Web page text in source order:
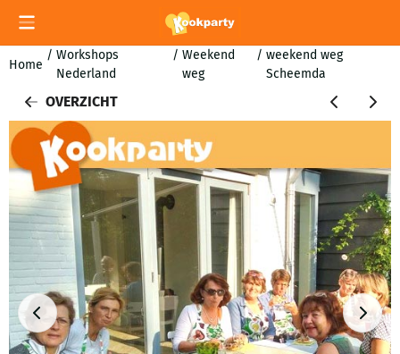
Cookievoorkeuren zijn momenteel gesloten.
Home
/ Workshops
Nederland
/ Weekend
weg
/ weekend weg
Scheemda
OVERZICHT